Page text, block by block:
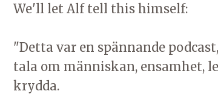
We'll let Alf tell this himself:
"Detta var en spännande
tala om människan, ensamhet,
krydda.